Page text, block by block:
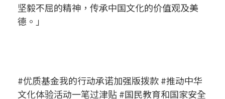
坚毅不屈的精神，传承中国文化的价值观及美
德。」
#优质基金我的行动承诺加强版拨款 #推动中华
文化体验活动一笔过津贴 #国民教育和国家安全